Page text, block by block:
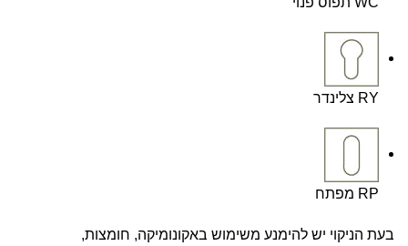
RY צלינדר
RP מפתח
בעת הניקוי יש להימנע משימוש באקונומיקה, חומצות,